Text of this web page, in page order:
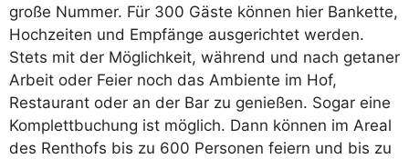
große Nummer. Für 300 Gäste können hier Bankette,
Hochzeiten und Empfänge ausgerichtet werden.
Stets mit der Möglichkeit, während und nach getaner
Arbeit oder Feier noch das Ambiente im Hof,
Restaurant oder an der Bar zu genießen. Sogar eine
Komplettbuchung ist möglich. Dann können im Areal
des Renthofs bis zu 600 Personen feiern und bis zu